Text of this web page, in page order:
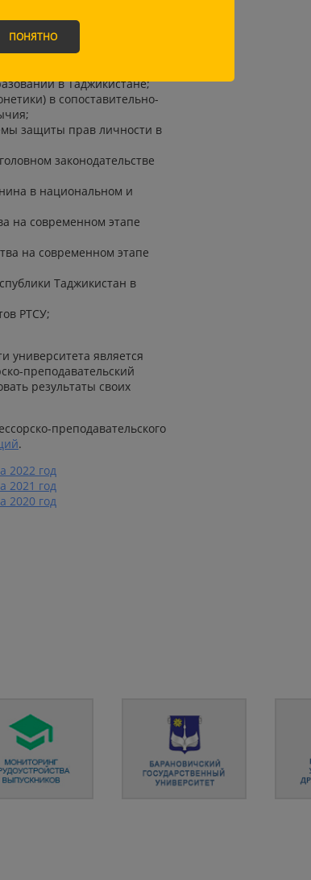
Восточной Европы (XIX –
развития;
в Таджикистане;
в сопоставительно-
защиты прав личности в
законодательстве
в национальном и
на современном этапе
на современном этапе
Таджикистан в
РТСУ;
университета является
преподавательский
результаты своих
преподавательского
.
2022 год
2021 год
2020 год
ПОНЯТНО